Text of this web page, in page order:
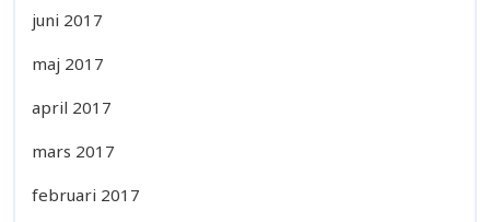
juni 2017
maj 2017
april 2017
mars 2017
februari 2017